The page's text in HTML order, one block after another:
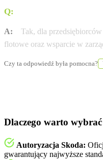
Q:
A:
Tak, dla
flotowe oraz wsparcie w
Czy ta odpowiedź była pomocna?
Dlaczego warto
Autoryzacja Skoda:
gwarantujący najwyższe